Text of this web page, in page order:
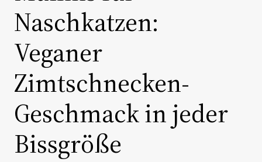
Naschkatzen:
Veganer
Zimtschnecken-
Geschmack in jeder
Bissgröße